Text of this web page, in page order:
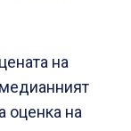
на
оценка на